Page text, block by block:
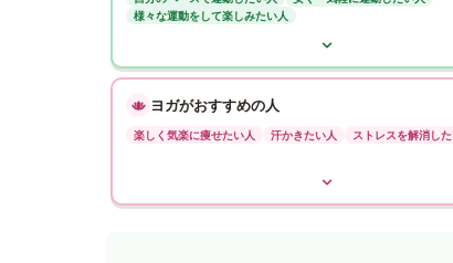
様々な運動をして楽しみたい人
ヨガがおすすめの人
楽しく気楽に痩せたい人 汗かきたい人 ストレスを解消し